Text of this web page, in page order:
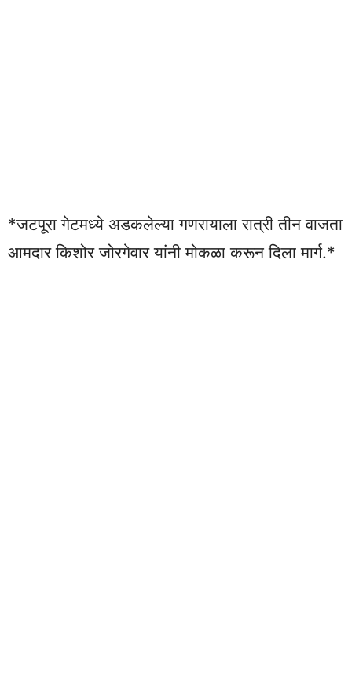
*जटपूरा गेटमध्ये अडकलेल्या गणरायाला रात्री तीन वाजता
आमदार किशोर जोरगेवार यांनी मोकळा करून दिला मार्ग.*